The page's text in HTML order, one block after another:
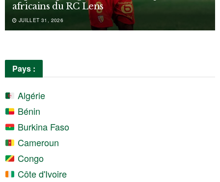
africains du RC Lens
JUILLET 31, 2026
Pays :
Algérie
Bénin
Burkina Faso
Cameroun
Congo
Côte d'Ivoire